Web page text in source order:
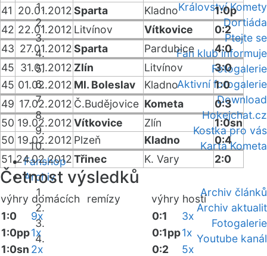
Království Komety
Dortiáda
Ptejte se
Fan klub informuje
Fotogalerie
Aktivní fotogalerie
Download
Hokejchat.cz
Kostka pro vás
Karta Kometa
Fanshop
Archiv
Archiv článků
Archiv aktualit
Fotogalerie
Youtube kanál
41 20.01.2012Sparta Kladno
1:0p
42 22.01.2012 Litvínov Vítkovice
0:2
43 27.01.2012Sparta Pardubice
4:0
45 31.01.2012 Zlín Litvínov
3:0
45 01.02.2012 Ml. Boleslav Kladno
1:0
49 17.02.2012 Č.Budějovice Kometa
0:3
50 19.02.2012Vítkovice Zlín
1:0sn
50 19.02.2012 Plzeň Kladno
0:4
51 24.02.2012Třinec K. Vary 2:0
Četnost výsledků
výhry domácích remízy výhry hostí
1:0
9x
1:0pp1x
1:0sn 2x
0:1
3x
0:1pp1x
0:2
5x